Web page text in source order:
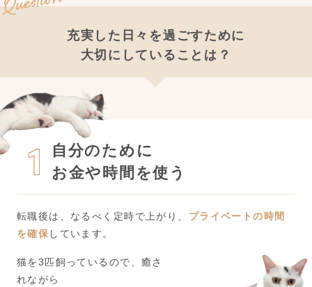
充実した日々を過ごすために
大切にしていることは？
自分のために
お金や時間を使う
転職後は、なるべく定時で上がり、 プライベートの時間
を確保 しています。
猫を3匹飼っているので、癒さ
れながら